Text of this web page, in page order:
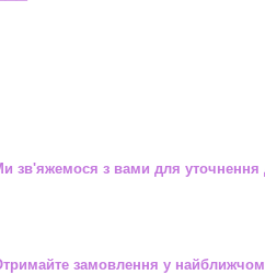
зв'яжемося з вами для уточнення
замовлення у найближчому